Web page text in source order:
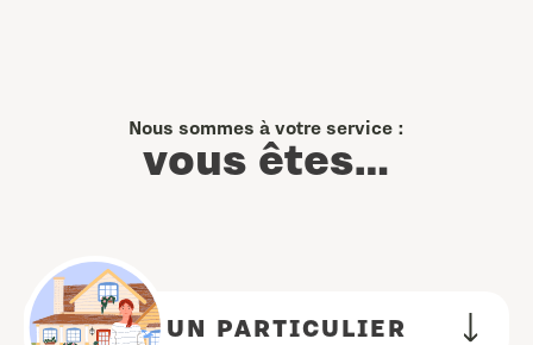
Nous sommes à votre service :
vous êtes…
UN PARTICULIER